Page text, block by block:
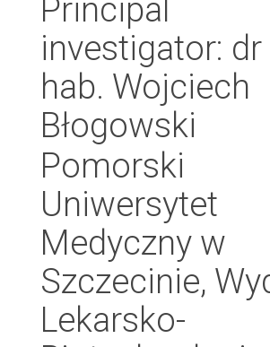
Principal
investigator: dr
hab. Wojciech
Błogowski
Pomorski
Uniwersytet
Medyczny w
Szczecinie,
Lekarsko-